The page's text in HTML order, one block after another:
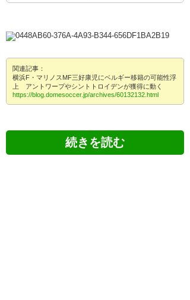
関連記事：
横浜F・マリノスMF三好康児にベルギー移籍の可能性浮
上 アントワープやシントトロイデンが獲得に動く
https://blog.domesoccer.jp/archives/60132132.html